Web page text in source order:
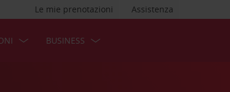
Assistenza
Le mie prenotazioni
BUSINESS